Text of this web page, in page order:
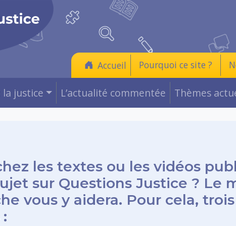
Accueil Pourquoi ce site ?
la justice L’actualité commentée Thèmes
les textes ou les vidéos
sur Questions Justice ? Le
vous y aidera. Pour cela, trois